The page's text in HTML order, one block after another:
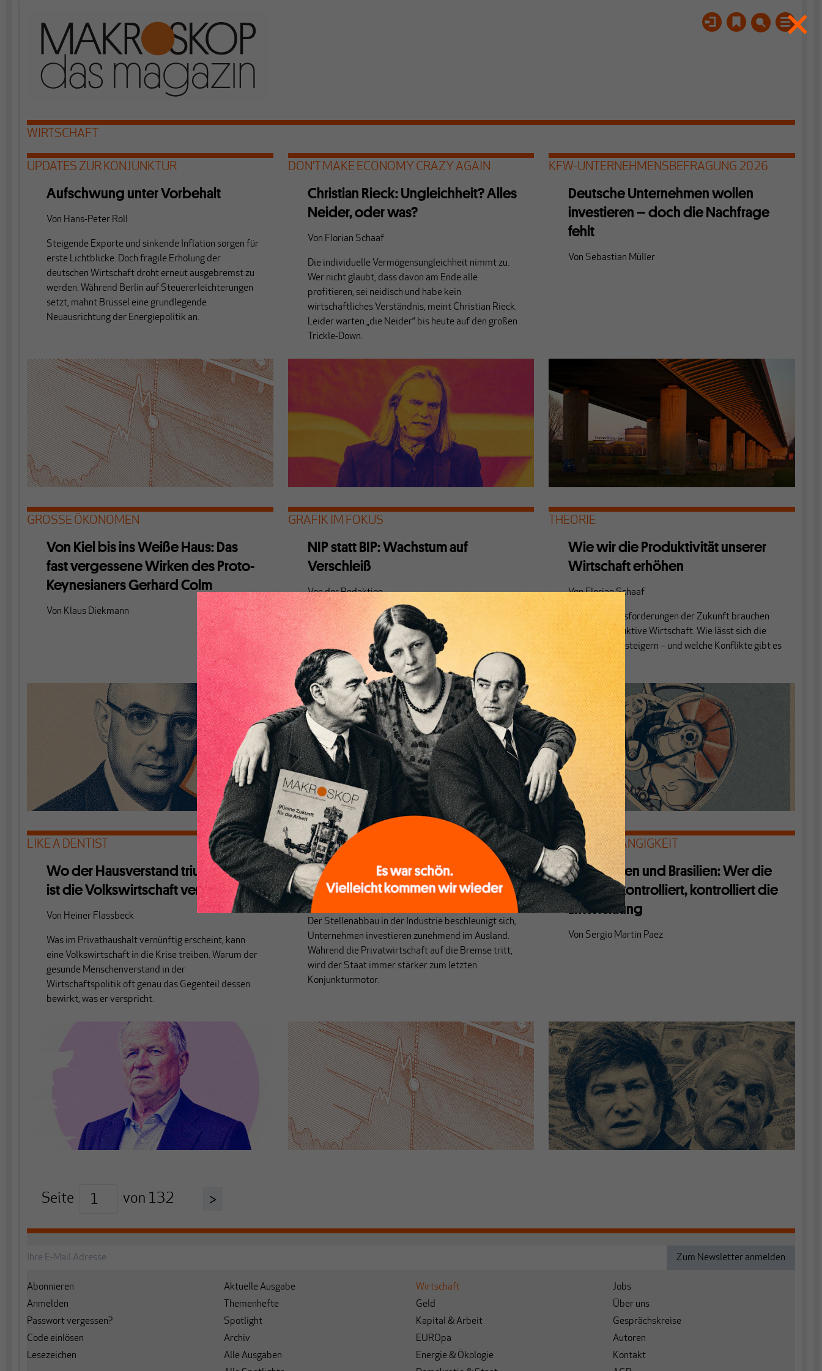
WIRTSCHAFT
UPDATES ZUR KONJUNKTUR
Aufschwung unter Vorbehalt
Von Hans-Peter Roll
Steigende Exporte und sinkende Inflation sorgen für
erste Lichtblicke. Doch fragile Erholung der
deutschen Wirtschaft droht erneut ausgebremst zu
werden. Während Berlin auf Steuererleichterungen
setzt, mahnt Brüssel eine grundlegende
Neuausrichtung der Energiepolitik an.
DON’T MAKE ECONOMY CRAZY AGAIN
Christian Rieck: Ungleichheit? Alles
Neider, oder was?
Von Florian Schaaf
Die individuelle Vermögensungleichheit nimmt zu.
Wer nicht glaubt, dass davon am Ende alle
profitieren, sei neidisch und habe kein
wirtschaftliches Verständnis, meint Christian Rieck.
Leider warten „die Neider“ bis heute auf den großen
Trickle-Down.
KFW-UNTERNEHMENSBEFRAGUNG 2026
Deutsche Unternehmen wollen
investieren – doch die Nachfrage
fehlt
Von Sebastian Müller
GROSSE ÖKONOMEN
Von Kiel bis ins Weiße Haus: Das
fast vergessene Wirken des Proto-
Keynesianers Gerhard Colm
Von Klaus Diekmann
GRAFIK IM FOKUS
NIP statt BIP: Wachstum auf
Verschleiß
Vonder Redaktion
THEORIE
Wie wir die Produktivität unserer
Wirtschaft erhöhen
VonFlorian Schaaf
Für die Herausforderungen der Zukunft brauchen
wir eine produktive Wirtschaft. Wie lässt sich die
Produktivität steigern – und welche Konflikte gibt es
dabei?
LIKE A DENTIST
Wo der Hausverstand triumphiert,
ist die Volkswirtschaft verloren
Von Heiner Flassbeck
Was im Privathaushalt vernünftig erscheint, kann
eine Volkswirtschaft in die Krise treiben. Warum der
gesunde Menschenverstand in der
Wirtschaftspolitik oft genau das Gegenteil dessen
bewirkt, was er verspricht.
UPDATES ZUR KONJUNKTUR
Der schleichende Abschied
Von
Der Stellenabbau in der Industrie beschleunigt sich,
Unternehmen investieren zunehmend im Ausland.
Während die Privatwirtschaft auf die Bremse tritt,
wird der Staat immer stärker zum letzten
Konjunkturmotor.
DEVISENABHÄNGIGKEIT
Argentinien und Brasilien: Wer die
Devisen kontrolliert, kontrolliert die
Entwicklung
Von Sergio Martin Paez
Seite von 132 >
Abonnieren
Anmelden
Passwort vergessen?
Code einlösen
Lesezeichen
Aktuelle Ausgabe
Themenhefte
Spotlight
Archiv
Alle Ausgaben
Wirtschaft
Geld
Kapital & Arbeit
EUROpa
Energie & Ökologie
Jobs
Über uns
Gesprächskreise
Autoren
Kontakt